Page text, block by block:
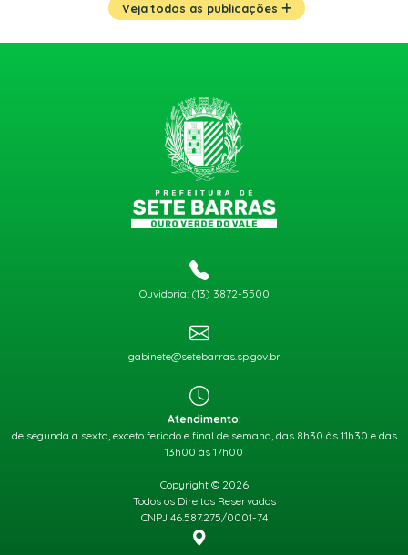
Veja todos as publicações
Ouvidoria: (13) 3872-5500
gabinete@setebarras.sp.gov.br
Atendimento:
de segunda a sexta, exceto feriado e final de semana, das 8h30 às 11h30 e das
13h00 às 17h00
Copyright © 2026
Todos os Direitos Reservados
CNPJ 46.587.275/0001-74